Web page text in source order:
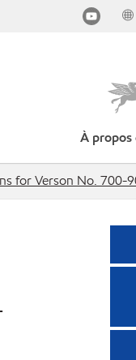
À propos
for Verson No. 700-